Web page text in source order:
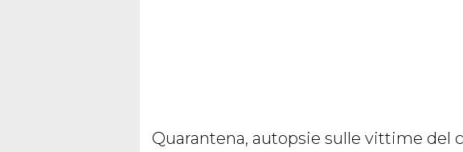
Quarantena, autopsie sulle vittime del